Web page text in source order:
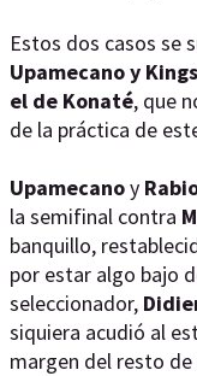
Estos dos casos se
Upamecano y
el de Konaté, que
de la práctica de
Upamecanoy
la semifinal contra
banquillo,
por estar algo bajo
seleccionador,
siquiera acudió al
margen del resto